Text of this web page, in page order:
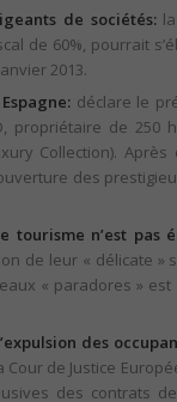
de sociétés:la
de 60%, pourrait
2013.
déclare le
propriétaire de 250
Collection). Après
des
tourisme n’est pas
de leur « délicate
« paradores »
des
Cour de Justice
des contrats